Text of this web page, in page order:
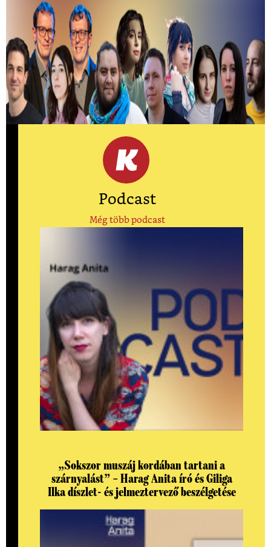
Kiválasztották a 2026-os Mastercard -
Alkotótárs ösztöndíj 10 döntősét!
Közülük kerül ki a két győztes.
Podcast
Még több podcast
„Sokszor muszáj kordában tartani a
szárnyalást” – Harag Anita író és Giliga
Ilka díszlet- és jelmeztervező beszélgetése